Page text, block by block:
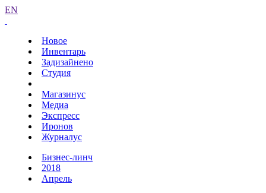
EN
Новое
Инвентарь
Задизайнено
Студия
Магазинус
Медиа
Экспресс
Иронов
Журналус
Бизнес-линч
2018
Апрель